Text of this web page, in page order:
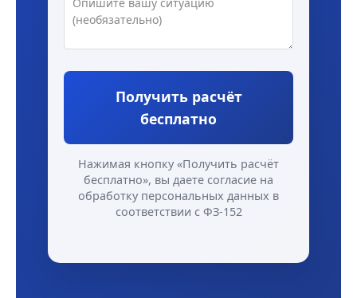
Получить расчёт
бесплатно
Нажимая кнопку «Получить расчёт
бесплатно», вы даете согласие на
обработку персональных данных в
соответствии с ФЗ-152